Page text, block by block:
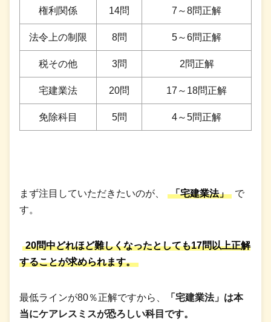
権利関係 14問 7～8問正解
法令上の制限 8問 5～6問正解
税その他 3問 2問正解
宅建業法 20問 17～18問正解
免除科目 5問 4～5問正解
まず注目していただきたいのが、 「宅建業法」
で
す。
20問中どれほど難しくなったとしても17問以上正解
することが求められます。
最低ラインが80％正解ですから、
「宅建業法」は本
当にケアレスミスが恐ろしい科目です。